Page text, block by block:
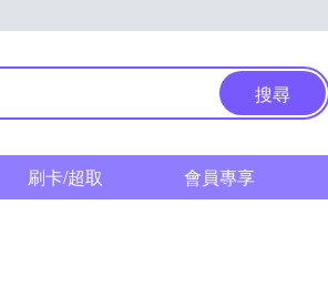
搜尋
刷卡/超取 會員專享